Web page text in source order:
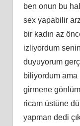
ben onun bu
sex yapabilir
bir kadın az
izliyordum
duyuyorum
biliyordum ama
girmene
ricam üstüne
yapman dedi